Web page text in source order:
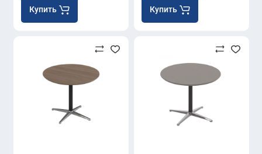
Купить Купить